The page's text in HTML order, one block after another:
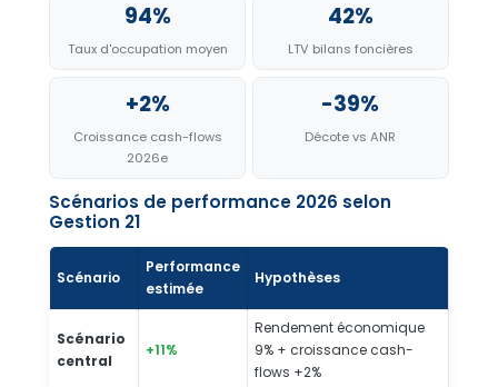
94%
Taux d'occupation moyen
42%
LTV bilans foncières
+2%
Croissance cash-flows
2026e
-39%
Décote vs ANR
Scénarios de performance 2026 selon
Gestion 21
Scénario
Performance
estimée
Hypothèses
Scénario
central
+11%
Rendement économique
9% + croissance cash-
flows +2%